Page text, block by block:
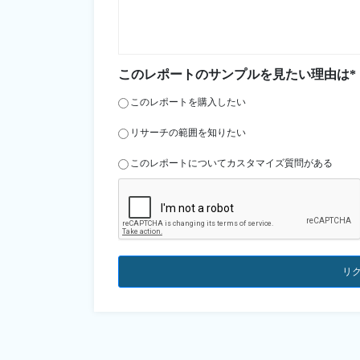
このレポートのサンプルを見たい理由は*
このレポートを購入したい
リサーチの範囲を知りたい
このレポートについてカスタマイズ質問がある
リ